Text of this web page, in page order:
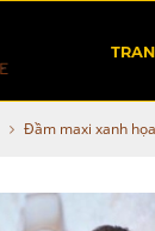
Đầm maxi xanh